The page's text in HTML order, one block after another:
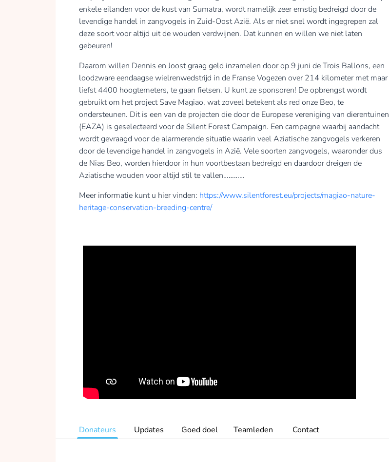
enkele eilanden voor de kust van Sumatra, wordt namelijk zeer ernstig bedreigd door de
levendige handel in zangvogels in Zuid-Oost Azië. Als er niet snel wordt ingegrepen zal
deze soort voor altijd uit de wouden verdwijnen. Dat kunnen en willen we niet laten
gebeuren!
Daarom willen Dennis en Joost graag geld inzamelen door op 9 juni de Trois Ballons, een
loodzware eendaagse wielrenwedstrijd in de Franse Vogezen over 214 kilometer met maar
liefst 4400 hoogtemeters, te gaan fietsen. U kunt ze sponsoren! De opbrengst wordt
gebruikt om het project Save Magiao, wat zoveel betekent als red onze Beo, te
ondersteunen. Dit is een van de projecten die door de Europese vereniging van dierentuinen
(EAZA) is geselecteerd voor de Silent Forest Campaign. Een campagne waarbij aandacht
wordt gevraagd voor de alarmerende situatie waarin veel Aziatische zangvogels verkeren
door de levendige handel in zangvogels in Azië. Vele soorten zangvogels, waaronder dus
de Nias Beo, worden hierdoor in hun voortbestaan bedreigd en daardoor dreigen de
Aziatische wouden voor altijd stil te vallen…………
Meer informatie kunt u hier vinden: https://www.silentforest.eu/projects/magiao-nature-
heritage-conservation-breeding-centre/
Donateurs Updates Goed doel Teamleden Contact